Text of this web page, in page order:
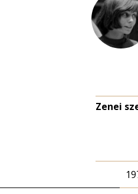
Zenei